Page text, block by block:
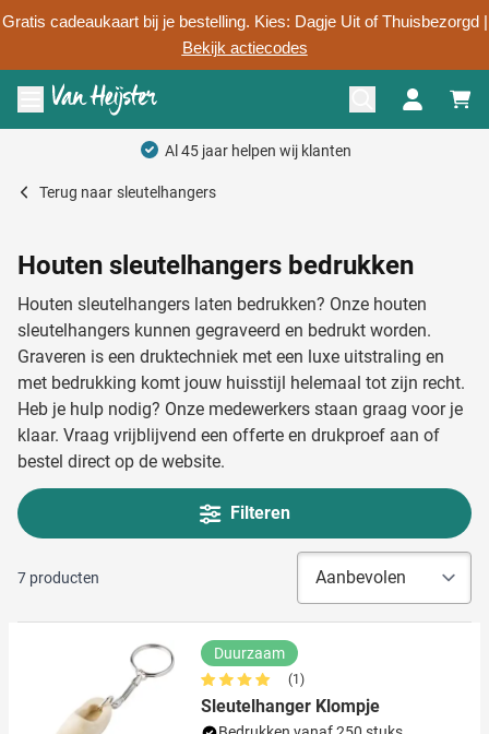
Gratis cadeaukaart bij je bestelling. Kies: Dagje Uit of Thuisbezorgd |
Bekijk actiecodes
Ga naar de inhoud
Menu openen
Al 45 jaar helpen wij klanten
Terug naar sleutelhangers
Houten sleutelhangers bedrukken
Houten sleutelhangers laten bedrukken? Onze houten
sleutelhangers kunnen gegraveerd en bedrukt worden.
Graveren is een druktechniek met een luxe uitstraling en
met bedrukking komt jouw huisstijl helemaal tot zijn recht.
Heb je hulp nodig? Onze medewerkers staan graag voor je
klaar. Vraag vrijblijvend een offerte en drukproef aan of
bestel direct op de website.
Filteren
7 producten
Duurzaam
(1)
Sleutelhanger Klompje